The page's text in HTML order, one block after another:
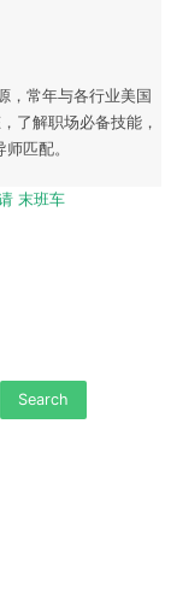
，常年与各行业美国
了解职场必备技能，
匹配。
末班车